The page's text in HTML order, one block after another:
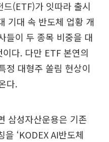
(ETF)가 잇따라 출시
기대 속 반도체 업황 개
들이 두 종목 비중을 대
다. 다만 ETF 본연의
정 대형주 쏠림 현상이
다.
삼성자산운용은 기존
을 ‘KODEX AI반도체